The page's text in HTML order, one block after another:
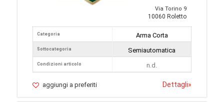
Via Torino 9
10060 Roletto
Categoria
Sottocategoria
Condizioni articolo
Arma Corta
Semiautomatica
n.d.
aggiungi a preferiti Dettagli»